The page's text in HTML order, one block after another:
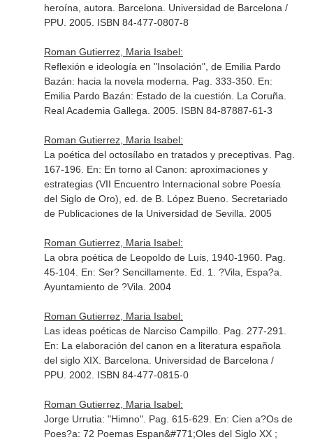
heroína, autora . Barcelona. Universidad de Barcelona /
PPU. 2005. ISBN 84-477-0807-8
Roman Gutierrez, Maria Isabel:
Reflexión e ideología en "Insolación", de Emilia Pardo
Bazán: hacia la novela moderna. Pag. 333-350. En:
Emilia Pardo Bazán: Estado de la cuestión . La Coruña.
Real Academia Gallega. 2005. ISBN 84-87887-61-3
Roman Gutierrez, Maria Isabel:
La poética del octosílabo en tratados y preceptivas. Pag.
167-196. En: En torno al Canon: aproximaciones y
estrategias (VII Encuentro Internacional sobre Poesía
del Siglo de Oro), ed. de B. López Bueno. Secretariado
de Publicaciones de la Universidad de Sevilla. 2005
Roman Gutierrez, Maria Isabel:
La obra poética de Leopoldo de Luis, 1940-1960. Pag.
45-104. En: Ser? Sencillamente. Ed. 1. ?Vila, Espa?a.
Ayuntamiento de ?Vila. 2004
Roman Gutierrez, Maria Isabel:
Las ideas poéticas de Narciso Campillo. Pag. 277-291.
En: La elaboración del canon en a literatura española
del siglo XIX. Barcelona. Universidad de Barcelona /
PPU. 2002. ISBN 84-477-0815-0
Roman Gutierrez, Maria Isabel:
Jorge Urrutia: "Himno". Pag. 615-629. En: Cien a?Os de
Poes?a: 72 Poemas Espan&#771;Oles del Siglo XX ;